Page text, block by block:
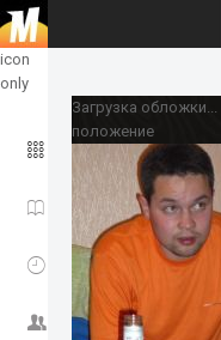
show
icon
only
ГЛАВНОЕ
ИСТОРИИ
СОБЫТИЯ
СООБЩЕСТВО
Загрузка обложки...
положение